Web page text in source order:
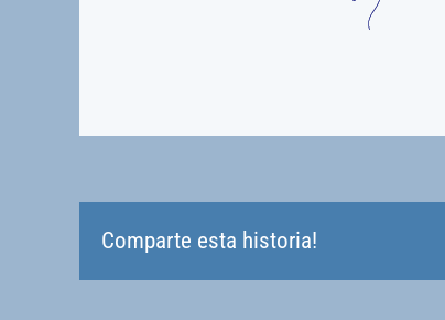
Comparte esta historia!